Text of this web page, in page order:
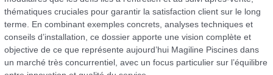
thématiques cruciales pour garantir la satisfaction client sur le long
terme. En combinant exemples concrets, analyses techniques et
conseils d’installation, ce dossier apporte une vision complète et
objective de ce que représente aujourd’hui Magiline Piscines dans
un marché très concurrentiel, avec un focus particulier sur l’équilibre